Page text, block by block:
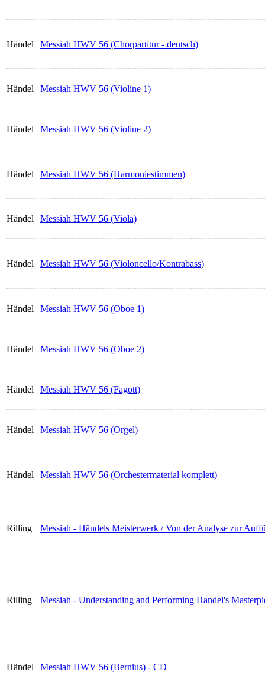
Händel Messiah HWV 56 (Chorpartitur - deutsch)
Händel Messiah HWV 56 (Violine 1)
Händel Messiah HWV 56 (Violine 2)
Händel Messiah HWV 56 (Harmoniestimmen)
Händel Messiah HWV 56 (Viola)
Händel Messiah HWV 56 (Violoncello/Kontrabass)
Händel Messiah HWV 56 (Oboe 1)
Händel Messiah HWV 56 (Oboe 2)
Händel Messiah HWV 56 (Fagott)
Händel Messiah HWV 56 (Orgel)
Händel Messiah HWV 56 (Orchestermaterial komplett)
Rilling Messiah - Händels Meisterwerk / Von der Analyse zur
Rilling Messiah - Understanding and Performing Handel's
Händel Messiah HWV 56 (Bernius) - CD